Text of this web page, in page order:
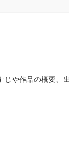
や作品の概要、